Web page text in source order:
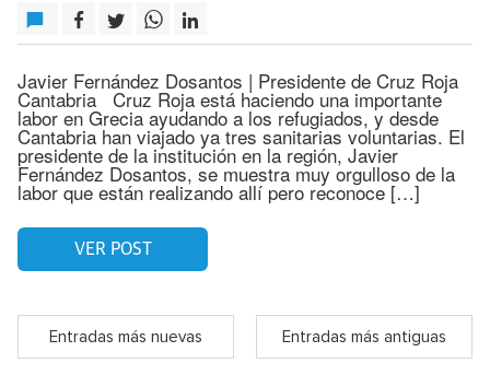
Javier Fernández Dosantos | Presidente de Cruz Roja
Cantabria Cruz Roja está haciendo una importante
labor en Grecia ayudando a los refugiados, y desde
Cantabria han viajado ya tres sanitarias voluntarias. El
presidente de la institución en la región, Javier
Fernández Dosantos, se muestra muy orgulloso de la
labor que están realizando allí pero reconoce […]
VER POST
Entradas más nuevas Entradas más antiguas